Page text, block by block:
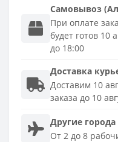
Самовывоз
При оплате
будет готов 10
до 18:00
Доставка
Доставим 10
заказа до 10
Другие
От 2 до 8